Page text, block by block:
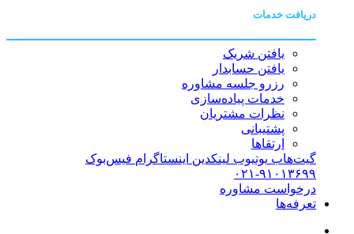
دریافت خدمات
یافتن شریک
یافتن حسابدار
رزرو جلسه مشاوره
خدمات پیاده‌سازی
نظرات مشتریان
پشتیبانی
ارتقاها
گیت‌هاب یوتیوب لینکدین اینستاگرام فیس‌بوک
۰۲۱-۹۱۰۱۳۶۹۹
درخواست مشاوره
تعرفه‌ها